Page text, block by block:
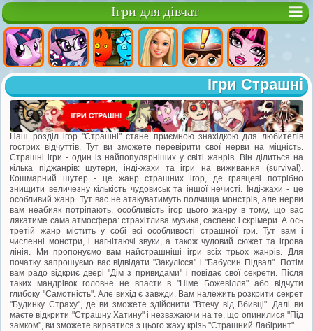
Ігри для дівчат
Ігри Страшні
Наш розділ ігор "Страшні" стане приємною знахідкою для любителів
гострих відчуттів. Тут ви зможете перевірити свої нерви на міцність.
Страшні ігри - один із найпопулярніших у світі жанрів. Він ділиться на
кілька піджанрів: шутери, інді-жахи та ігри на виживання (survival).
Кошмарний шутер - це жанр страшних ігор, де гравцеві потрібно
знищити величезну кількість чудовиськ та іншої нечисті. Інді-жахи - це
особливий жанр. Тут вас не атакуватимуть полчища монстрів, але нерви
вам неабияк потріпають. особливість ігор цього жанру в тому, що вас
лякатиме сама атмосфера: страхітлива музика, саспенс і скрімери. А ось
третій жанр містить у собі всі особливості страшної гри. Тут вам і
численні монстри, і нагнітаючі звуки, а також чудовий сюжет та ігрова
лінія. Ми пропонуємо вам найстрашніші ігри всіх трьох жанрів. Для
початку запрошуємо вас відвідати "Закулісся" і "Бабусин Підвал". Потім
вам радо відкриє двері "Дім з привидами" і повідає свої секрети. Після
таких мандрівок головне не впасти в "Німе Божевілля" або відчути
глибоку "Самотність". Але вихід є завжди. Вам належить розкрити секрет
"Будинку Страху", де ви зможете здійснити "Втечу від Вбивці". Далі ви
маєте відкрити "Страшну Хатину" і незважаючи на те, що опинилися "Під
замком", ви зможете вирватися з цього жаху крізь "Страшний Лабіринт".